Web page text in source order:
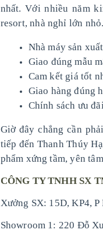
nhất. Với nhiều năm
resort, nhà nghỉ lớn
Nhà máy sản
Giao đúng mẫu
Cam kết giá tốt
Giao hàng đúng
Chính sách ưu
Giờ đây chẳng cần
tiếp đến Thanh Thúy
phẩm xứng tầm, yên
CÔNG TY TNHH SX
Xưởng SX: 15D, KP4,
Showroom 1: 220 Đỗ